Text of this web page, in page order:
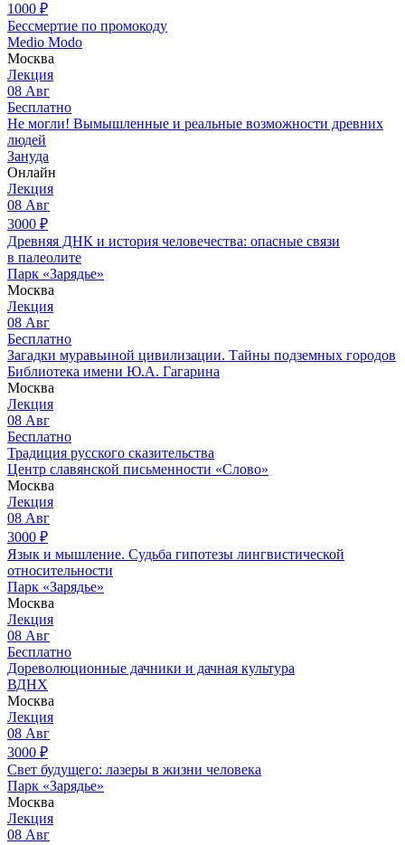
1000 ₽
Бессмертие по промокоду
Medio Modo
Москва
Лекция
08 Авг
Бесплатно
Не могли! Вымышленные и реальные возможности древних
людей
Зануда
Онлайн
Лекция
08 Авг
3000 ₽
Древняя ДНК и история человечества: опасные связи
в палеолите
Парк «Зарядье»
Москва
Лекция
08 Авг
Бесплатно
Загадки муравьиной цивилизации. Тайны подземных городов
Библиотека имени Ю.А. Гагарина
Москва
Лекция
08 Авг
Бесплатно
Традиция русского сказительства
Центр славянской письменности «Слово»
Москва
Лекция
08 Авг
3000 ₽
Язык и мышление. Судьба гипотезы лингвистической
относительности
Парк «Зарядье»
Москва
Лекция
08 Авг
Бесплатно
Дореволюционные дачники и дачная культура
ВДНХ
Москва
Лекция
08 Авг
3000 ₽
Свет будущего: лазеры в жизни человека
Парк «Зарядье»
Москва
Лекция
08 Авг